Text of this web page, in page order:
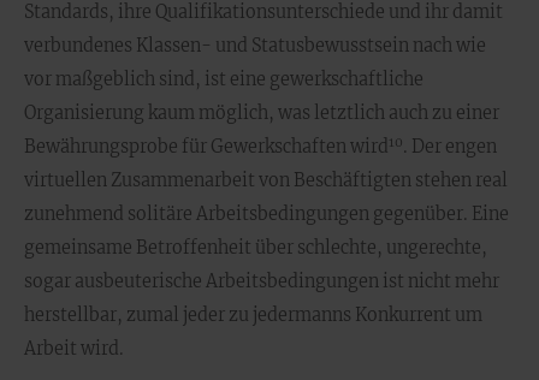
Standards, ihre Qualifikationsunterschiede und ihr damit
verbundenes Klassen- und Statusbewusstsein nach wie
vor maßgeblich sind, ist eine gewerkschaftliche
Organisierung kaum möglich, was letztlich auch zu einer
Bewährungsprobe für Gewerkschaften wird 10. Der engen
virtuellen Zusammenarbeit von Beschäftigten stehen real
zunehmend solitäre Arbeitsbedingungen gegenüber. Eine
gemeinsame Betroffenheit über schlechte, ungerechte,
sogar ausbeuterische Arbeitsbedingungen ist nicht mehr
herstellbar, zumal jeder zu jedermanns Konkurrent um
Arbeit wird.